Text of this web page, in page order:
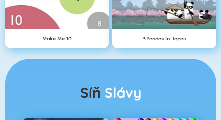
Make Me 10 3 Pandas In Japan
Síň Slávy